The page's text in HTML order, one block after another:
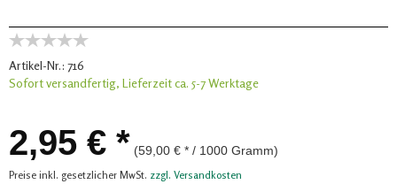
Artikel-Nr.: 716
Sofort versandfertig, Lieferzeit ca. 5-7 Werktage
2,95 € * (59,00 € * / 1000 Gramm)
Preise inkl. gesetzlicher MwSt. zzgl. Versandkosten